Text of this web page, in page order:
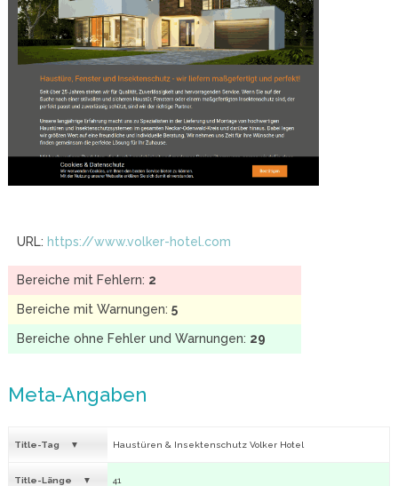
URL: https://www.volker-hotel.com
Bereiche mit Fehlern: 2
Bereiche mit Warnungen: 5
Bereiche ohne Fehler und Warnungen: 29
Meta-Angaben
Title-Tag Haustüren & Insektenschutz Volker Hotel
Title-Länge 41